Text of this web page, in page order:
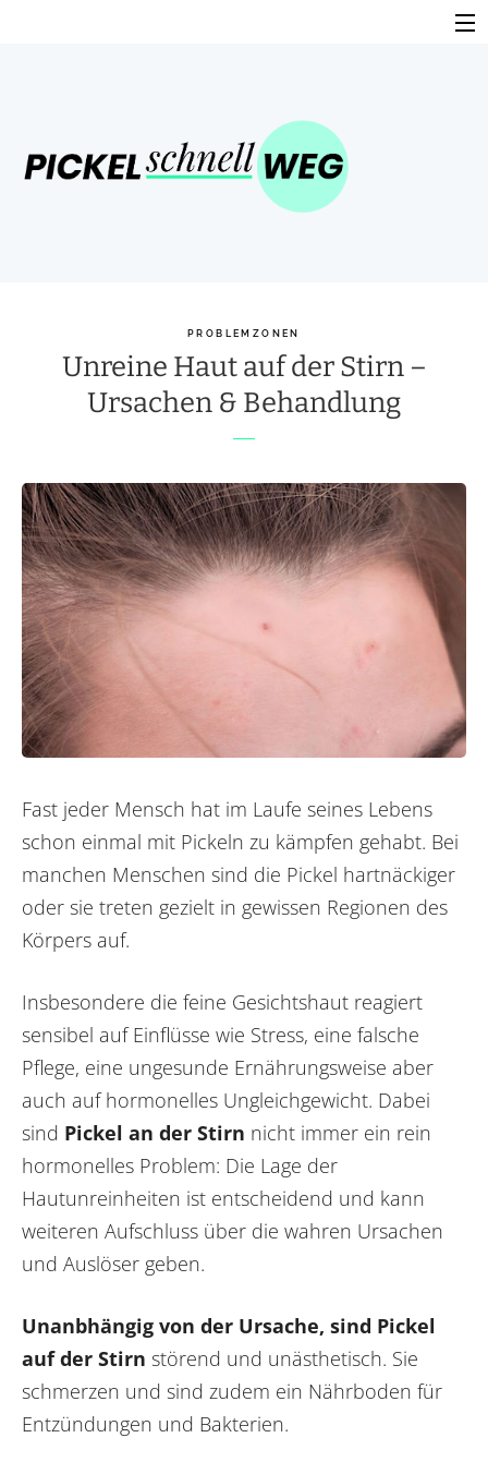
BUCHEMPFEHLUNG
HILFE GEGEN PICKEL
PROBLEMZONEN
Unreine Haut auf der Stirn –
Ursachen & Behandlung
Fast jeder Mensch hat im Laufe seines Lebens
schon einmal mit Pickeln zu kämpfen gehabt. Bei
manchen Menschen sind die Pickel hartnäckiger
oder sie treten gezielt in gewissen Regionen des
Körpers auf.
Insbesondere die feine Gesichtshaut reagiert
sensibel auf Einflüsse wie Stress, eine falsche
Pflege, eine ungesunde Ernährungsweise aber
auch auf hormonelles Ungleichgewicht. Dabei
sind Pickel an der Stirn nicht immer ein rein
hormonelles Problem: Die Lage der
Hautunreinheiten ist entscheidend und kann
weiteren Aufschluss über die wahren Ursachen
und Auslöser geben.
Unanbhängig von der Ursache, sind Pickel
auf der Stirn störend und unästhetisch. Sie
schmerzen und sind zudem ein Nährboden für
Entzündungen und Bakterien.